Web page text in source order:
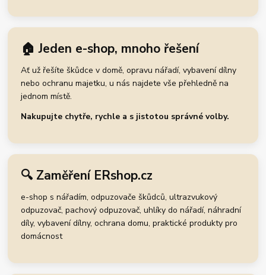
🏠 Jeden e-shop, mnoho řešení
Ať už řešíte škůdce v domě, opravu nářadí, vybavení dílny
nebo ochranu majetku, u nás najdete vše přehledně na
jednom místě.
Nakupujte chytře, rychle a s jistotou správné volby.
🔍 Zaměření ERshop.cz
e-shop s nářadím, odpuzovače škůdců, ultrazvukový
odpuzovač, pachový odpuzovač, uhlíky do nářadí, náhradní
díly, vybavení dílny, ochrana domu, praktické produkty pro
domácnost